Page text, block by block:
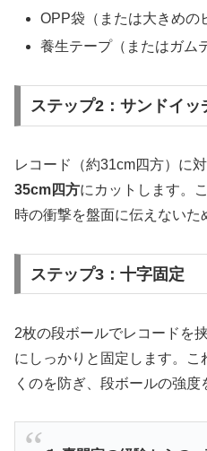
OPP袋（または大きめの
養生テープ（またはガム
ステップ2：サンドイッ
レコード（約31cm四方）に
35cm四方にカットします。
時の衝撃を盤面に伝えないた
ステップ3：十字固定
2枚の段ボールでレコードを
にしっかりと固定します。
くのを防ぎ、段ボールの強度